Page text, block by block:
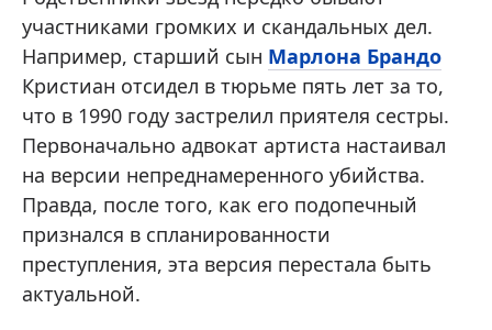
участниками громких и скандальных дел.
Например, старший сын Марлона Брандо
Кристиан отсидел в тюрьме пять лет за то,
что в 1990 году застрелил приятеля сестры.
Первоначально адвокат артиста настаивал
на версии непреднамеренного убийства.
Правда, после того, как его подопечный
признался в спланированности
преступления, эта версия перестала быть
актуальной.